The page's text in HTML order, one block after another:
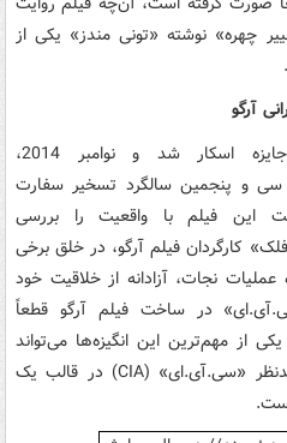
چهره» نوشته «تونی مندز» یکی از
آرگو
آرگو سال 2013 برنده سه جایزه اسکار شد و نوامبر 2014،
سی و پنجمین سالگرد تسخیر سفارت
این فیلم با واقعیت را بررسی
کارگردان فیلم آرگو، در خلق برخی
نجات، آزادانه از خلاقیت خود
در ساخت فیلم آرگو قطعاً
از مهم‌ترین این انگیزه‌ها می‌تواند
«سی.‌آی.ای» (CIA)
در قالب یک